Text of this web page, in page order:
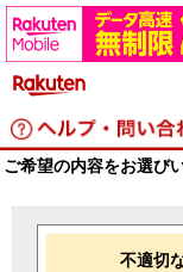
ご希望の内容をお選び
不適切